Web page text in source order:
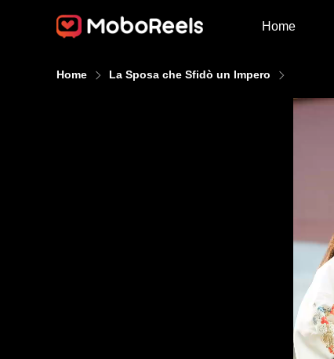
Home
Home La Sposa che Sfidò un Impero